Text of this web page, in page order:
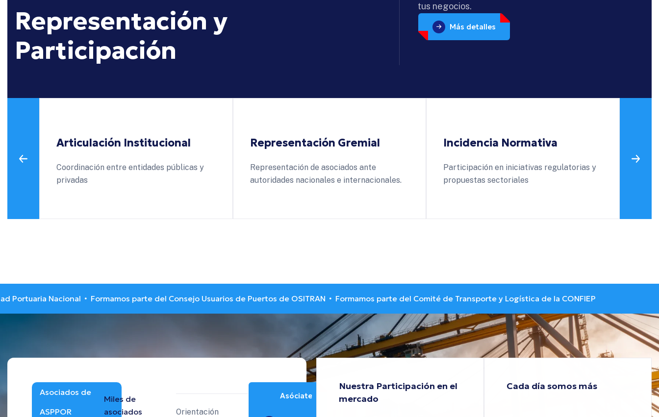
Representación y
Participación
tus negocios.
Más detalles
Articulación Institucional
Coordinación entre entidades públicas y
privadas
Representación Gremial
Representación de asociados ante
autoridades nacionales e internacionales.
Incidencia Normativa
Participación en iniciativas regulatorias y
propuestas sectoriales
Nacional Formamos parte del Consejo Usuarios de Puertos de OSITRAN Formamos parte del Comité de Transporte y Logística de la CONFIEP
Asociados de
ASPPOR
Miles de
asociados
Orientación
Asóciate
Cada día somos más
Nuestra Participación en el
mercado